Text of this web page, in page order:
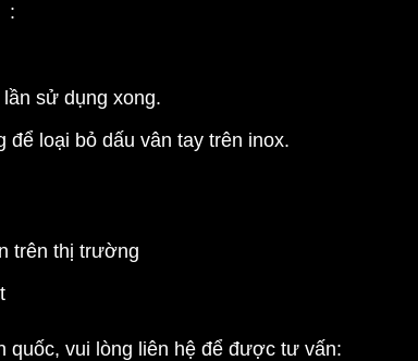
:
sử dụng xong.
loại bỏ dấu vân tay trên inox.
trên thị trường
quốc, vui lòng liên hệ để được tư vấn: